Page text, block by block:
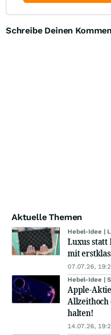
Schreibe Deinen
Aktuelle Themen
Hebel-Idee |
Luxus statt
mit
07.07.26,
Hebel-Idee |
Apple-
halten!
14.07.26,